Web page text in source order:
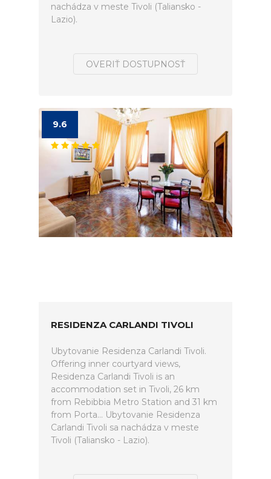
nachádza v meste Tivoli (Taliansko -
Lazio).
OVERIŤ DOSTUPNOSŤ
9.6
RESIDENZA CARLANDI TIVOLI
Ubytovanie Residenza Carlandi Tivoli.
Offering inner courtyard views,
Residenza Carlandi Tivoli is an
accommodation set in Tivoli, 26 km
from Rebibbia Metro Station and 31 km
from Porta... Ubytovanie Residenza
Carlandi Tivoli sa nachádza v meste
Tivoli (Taliansko - Lazio).